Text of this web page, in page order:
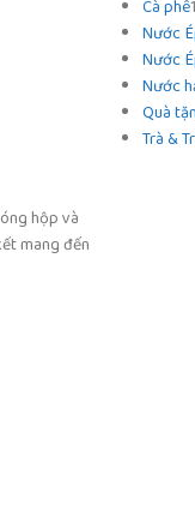
hộp và
mang đến
Cà phê1
Nước
Nước
Nước
Quà
Trà &